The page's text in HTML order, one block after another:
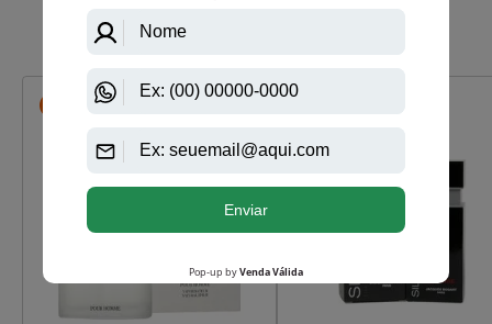
Que viu, viu também
-R$ 59,50